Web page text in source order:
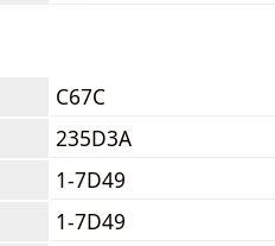
C67C
235D3A
1-7D49
1-7D49